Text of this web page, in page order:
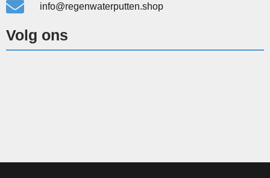
info@regenwaterputten.shop
Volg ons